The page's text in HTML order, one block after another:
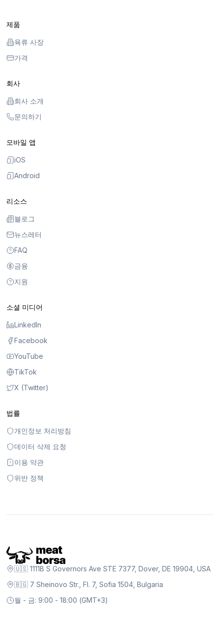
제품
육류 사장
가격
회사
회사 소개
문의하기
모바일 앱
iOS
Android
리소스
블로그
뉴스레터
FAQ
금융
지원
소셜 미디어
LinkedIn
Facebook
YouTube
TikTok
X (Twitter)
법률
개인정보 처리방침
데이터 삭제 요청
이용 약관
위반 정책
🇺🇸 1111B S Governors Ave STE 7377, Dover, DE 19904, USA
🇧🇬 7 Sheinovo Str., Fl. 7, Sofia 1504, Bulgaria
월 - 금: 9:00 - 18:00 (GMT+3)